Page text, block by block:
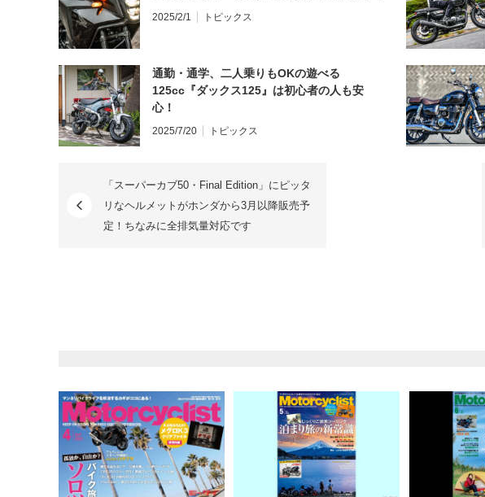
2025/2/1 トピックス
通勤・通学、二人乗りもOKの遊べる
125cc『ダックス125』は初心者の人も安
心！
2025/7/20 トピックス
「スーパーカブ50・Final Edition」にピッタ
リなヘルメットがホンダから3月以降販売予
定！ちなみに全排気量対応です